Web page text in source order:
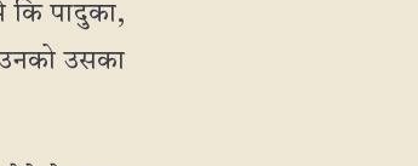
कि पादुका,
उसका